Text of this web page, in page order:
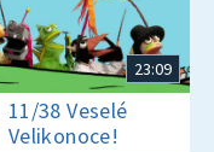
23:09
11/38 Veselé
Velikonoce!